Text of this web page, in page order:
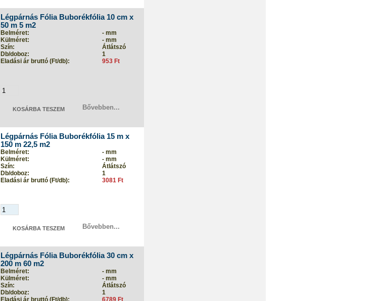
Légpárnás Fólia Buborékfólia 10 cm x
50 m 5 m2
Belméret:
- mm
Külméret:
- mm
Szín:
Átlátszó
Db/doboz:
1
Eladási ár bruttó (Ft/db):
953 Ft
Bővebben...
Légpárnás Fólia Buborékfólia 15 m x
150 m 22,5 m2
Belméret:
- mm
Külméret:
- mm
Szín:
Átlátszó
Db/doboz:
1
Eladási ár bruttó (Ft/db):
3081 Ft
Bővebben...
Légpárnás Fólia Buborékfólia 30 cm x
200 m 60 m2
Belméret:
- mm
Külméret:
- mm
Szín:
Átlátszó
Db/doboz:
1
Eladási ár bruttó (Ft/db):
6789 Ft